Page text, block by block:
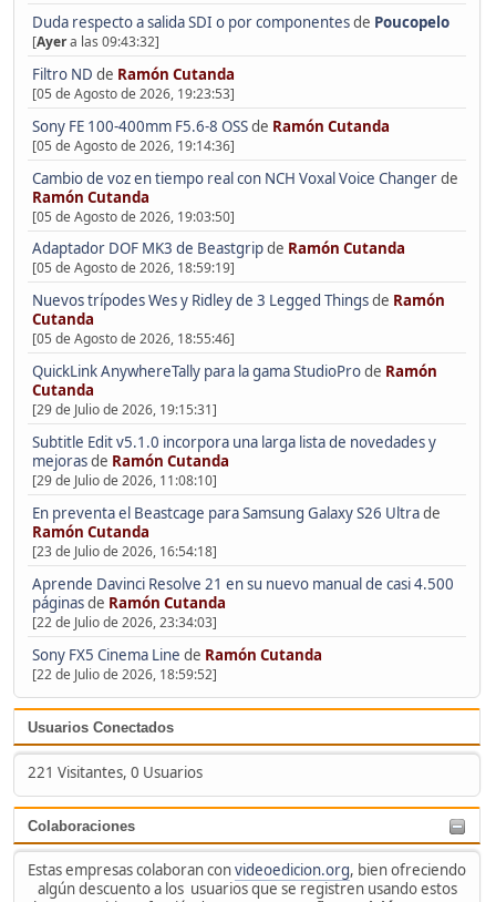
Duda respecto a salida SDI o por componentesde Poucopelo
[Ayera las 09:43:32]
Filtro ND de Ramón Cutanda
[05 de Agosto de 2026, 19:23:53]
Sony FE 100-400mm F5.6-8 OSSde Ramón Cutanda
[05 de Agosto de 2026, 19:14:36]
Cambio de voz en tiempo real con NCH Voxal Voice Changerde
Ramón Cutanda
[05 de Agosto de 2026, 19:03:50]
Adaptador DOF MK3 de Beastgripde Ramón Cutanda
[05 de Agosto de 2026, 18:59:19]
Nuevos trípodes Wes y Ridley de 3 Legged Thingsde Ramón
Cutanda
[05 de Agosto de 2026, 18:55:46]
QuickLink AnywhereTally para la gama StudioProde Ramón
Cutanda
[29 de Julio de 2026, 19:15:31]
Subtitle Edit v5.1.0 incorpora una larga lista de novedades y
mejorasde Ramón Cutanda
[29 de Julio de 2026, 11:08:10]
En preventa el Beastcage para Samsung Galaxy S26 Ultrade
Ramón Cutanda
[23 de Julio de 2026, 16:54:18]
Aprende Davinci Resolve 21 en su nuevo manual de casi 4.500
páginasde Ramón Cutanda
[22 de Julio de 2026, 23:34:03]
Sony FX5 Cinema Line de Ramón Cutanda
[22 de Julio de 2026, 18:59:52]
Usuarios Conectados
221 Visitantes, 0 Usuarios
Colaboraciones
Estas empresas colaboran convideoedicion.org, bien ofreciendo
algún descuento a los usuarios que se registren usando estos